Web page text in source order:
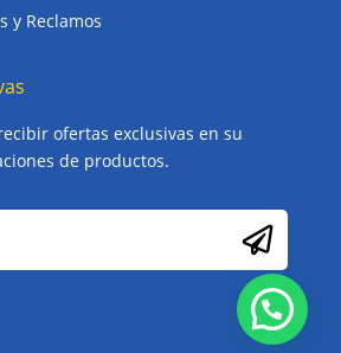
y Reclamos
ofertas exclusivas en su
de productos.